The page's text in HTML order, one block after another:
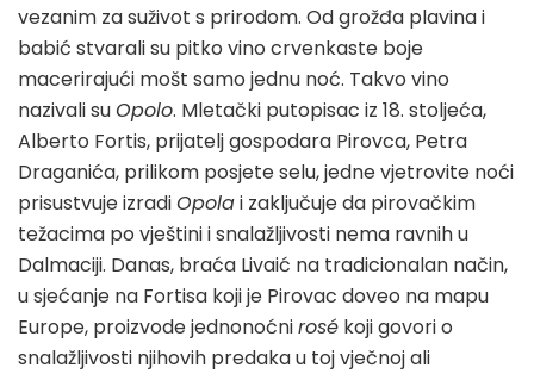
vezanim za suživot s prirodom. Od grožđa plavina i
babić stvarali su pitko vino crvenkaste boje
macerirajući mošt samo jednu noć. Takvo vino
nazivali suOpolo. Mletački putopisac iz 18. stoljeća,
Alberto Fortis, prijatelj gospodara Pirovca, Petra
Draganića, prilikom posjete selu, jedne vjetrovite noći
prisustvuje izradiOpolai zaključuje da pirovačkim
težacima po vještini i snalažljivosti nema ravnih u
Dalmaciji. Danas, braća Livaić na tradicionalan način,
u sjećanje na Fortisa koji je Pirovac doveo na mapu
Europe, proizvode jednonoćnirosé koji govori o
snalažljivosti njihovih predaka u toj vječnoj ali